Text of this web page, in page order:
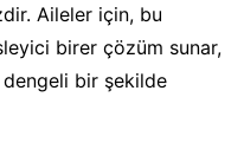
Aileler için, bu
birer çözüm sunar,
dengeli bir şekilde